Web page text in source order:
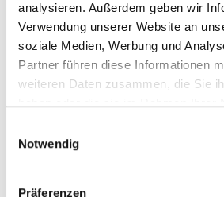
analysieren. Außerdem geben wir
Verwendung unserer Website an
soziale Medien, Werbung und
Partner führen diese Informationen
weiteren Daten zusammen, die Sie
Notwendig
Präferenzen
Nicolas Dierks
Philosoph, Bestsellerautor
und Experte für den
Sozialen Wandel durch die
Digitalisierung unserer
Simon
Dr. Simon
der
Strategie-
Officer für